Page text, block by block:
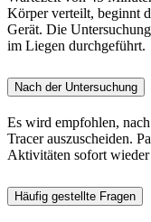
Körper verteilt, beginnt
Gerät. Die
im Liegen durchgeführt.
Nach der Untersuchung
Es wird empfohlen,
Tracer auszuscheiden.
Aktivitäten sofort wieder
Häufig gestellte Fragen